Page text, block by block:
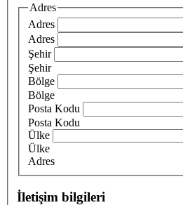
Adres
Adres
Adres
Şehir
Şehir
Bölge
Bölge
Posta Kodu
Posta Kodu
Ülke
Ülke
Adres
İletişim bilgileri